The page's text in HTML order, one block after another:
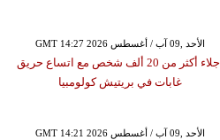
GMT 14:27 2026 الأحد ,09 آب / أغسطس
إجلاء أكثر من 20 ألف شخص مع اتساع حريق
غابات في بريتيش كولومبيا
GMT 14:21 2026 الأحد ,09 آب / أغسطس